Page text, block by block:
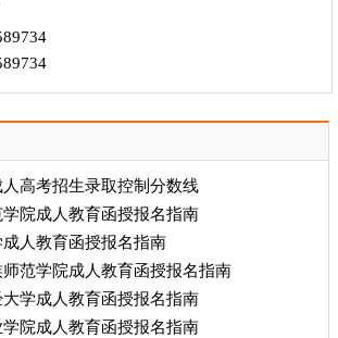
高考招生录取控制分数线
院成人教育函授报名指南
人教育函授报名指南
范学院成人教育函授报名指南
学成人教育函授报名指南
院成人教育函授报名指南